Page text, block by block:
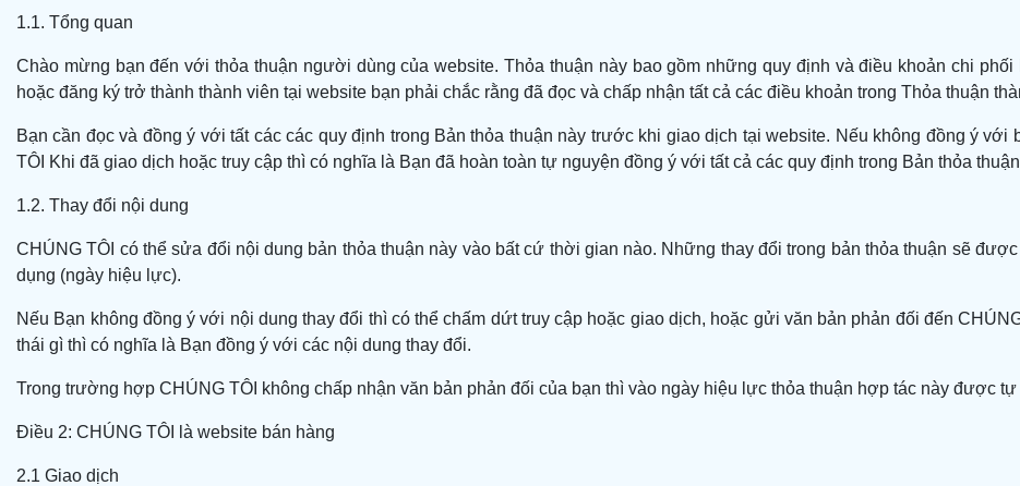
1.1. Tổng quan
Chào mừng bạn đến với thỏa thuận người dùng của website. Thỏa thuận này bao gồm những quy định và điều khoản chi
hoặc đăng ký trở thành thành viên tại website bạn phải chắc rằng đã đọc và chấp nhận tất cả các điều khoản trong Thỏa thuận
Bạn cần đọc và đồng ý với tất các các quy định trong Bản thỏa thuận này trước khi giao dịch tại website. Nếu không đồng ý
TÔI Khi đã giao dịch hoặc truy cập thì có nghĩa là Bạn đã hoàn toàn tự nguyện đồng ý với tất cả các quy định trong Bản thỏa
1.2. Thay đổi nội dung
CHÚNG TÔI có thể sửa đổi nội dung bản thỏa thuận này vào bất cứ thời gian nào. Những thay đổi trong bản thỏa thuận sẽ
dụng (ngày hiệu lực).
Nếu Bạn không đồng ý với nội dung thay đổi thì có thể chấm dứt truy cập hoặc giao dịch, hoặc gửi văn bản phản đối đến
thái gì thì có nghĩa là Bạn đồng ý với các nội dung thay đổi.
Trong trường hợp CHÚNG TÔI không chấp nhận văn bản phản đối của bạn thì vào ngày hiệu lực thỏa thuận hợp tác này được
Điều 2: CHÚNG TÔI là website bán hàng
2.1 Giao dịch